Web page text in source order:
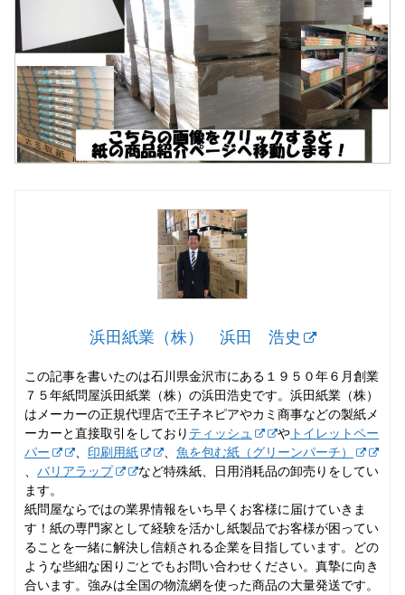
浜田紙業（株） 浜田 浩史
この記事を書いたのは石川県金沢市にある１９５０年６月創業
７５年紙問屋浜田紙業（株）の浜田浩史です。浜田紙業（株）
はメーカーの正規代理店で王子ネピアやカミ商事などの製紙メ
ーカーと直接取引をしており ティッシュ や トイレットペー
パー
印刷用紙
魚を包む紙（グリーンパーチ）
バリアラップ
など特殊紙、日用消耗品の卸売りをしてい
ます。
紙問屋ならではの業界情報をいち早くお客様に届けていきま
す！紙の専門家として経験を活かし紙製品でお客様が困ってい
ることを一緒に解決し信頼される企業を目指しています。どの
ような些細な困りごとでもお問い合わせください。真摯に向き
合います。強みは全国の物流網を使った商品の大量発送です。